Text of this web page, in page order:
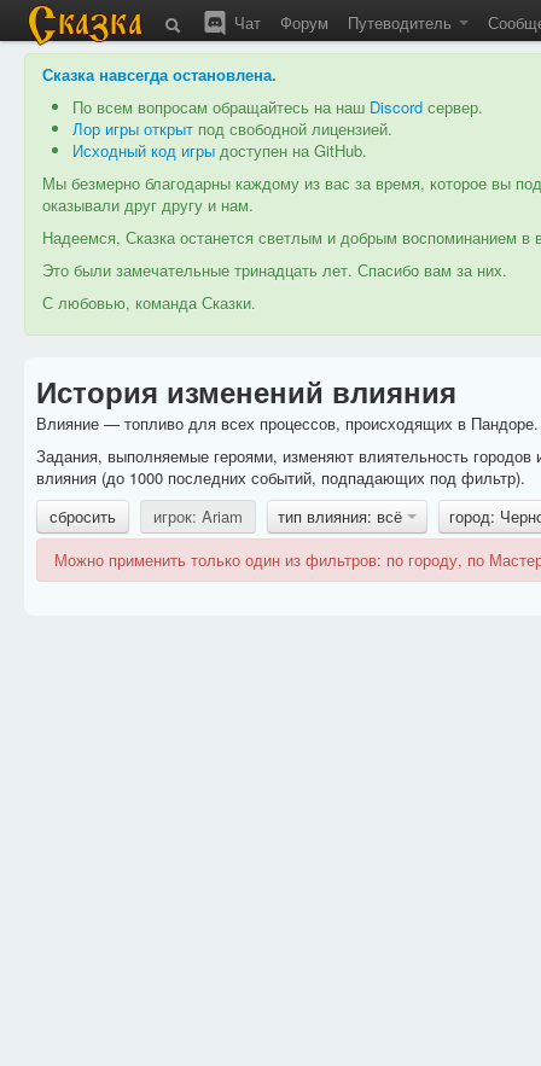
Чат Форум Путеводитель
Сказка навсегда остановлена.
По всем вопросам обращайтесь на наш Discord сервер.
Лор игры открыт под свободной лицензией.
Исходный код игры доступен на GitHub.
Мы безмерно благодарны каждому из вас за время, которое вы
оказывали друг другу и нам.
Надеемся, Сказка останется светлым и добрым воспоминанием
Это были замечательные тринадцать лет. Спасибо вам за них.
С любовью, команда Сказки.
История изменений влияния
Влияние — топливо для всех процессов, происходящих в
Задания, выполняемые героями, изменяют влиятельность
влияния (до 1000 последних событий, подпадающих под фильтр).
сбросить
игрок: Ariam тип влияния: всё
город:
Можно применить только один из фильтров: по городу, по